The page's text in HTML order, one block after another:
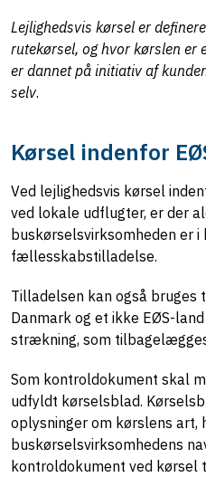
Lejlighedsvis kørsel er
rutekørsel, og hvor kørslen er
er dannet på initiativ af
selv.
Kørsel indenfor
Ved lejlighedsvis kørsel
ved lokale udflugter, er der
buskørselsvirksomheden er i
fællesskabstilladelse.
Tilladelsen kan også
Danmark og et ikke EØS-
strækning, som
Som kontroldokument skal
udfyldt kørselsblad.
oplysninger om kørslens art,
buskørselsvirksomhedens
kontroldokument ved kørsel